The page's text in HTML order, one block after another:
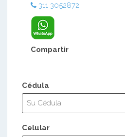
311 3052872
Compartir
Cédula
Celular